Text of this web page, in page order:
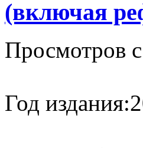
(включая
Просмотров
Год издания: